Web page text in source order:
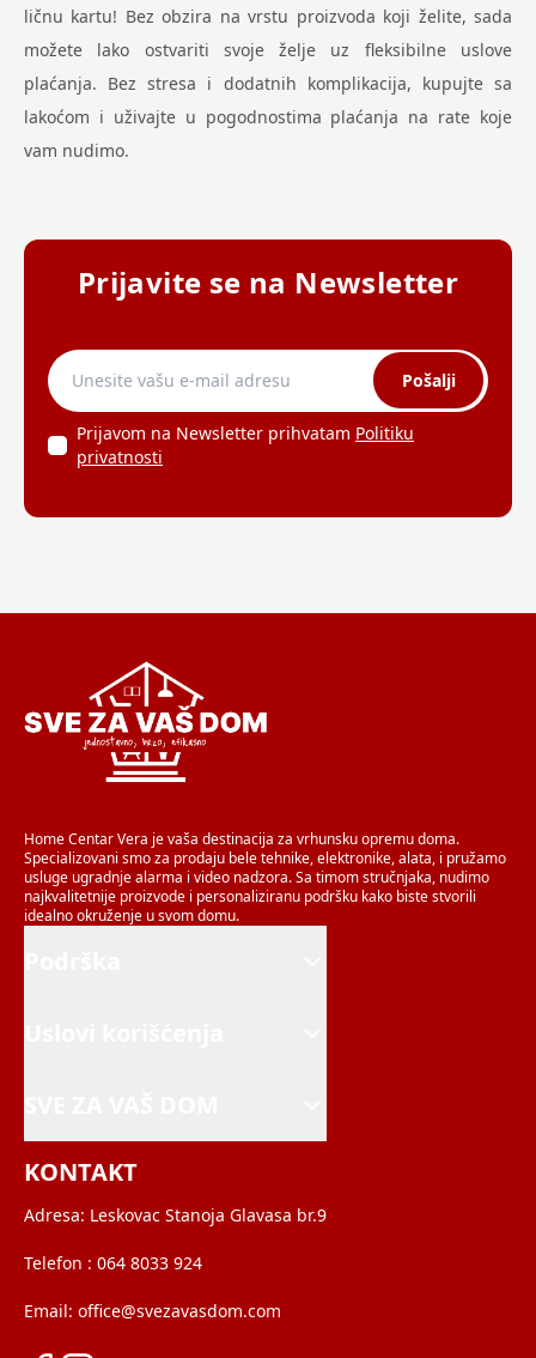
ličnu kartu! Bez obzira na vrstu proizvoda koji želite, sada
možete lako ostvariti svoje želje uz fleksibilne uslove
plaćanja. Bez stresa i dodatnih komplikacija, kupujte sa
lakoćom i uživajte u pogodnostima plaćanja na rate koje
vam nudimo.
Prijavite se na Newsletter
Pošalji
Prijavom na Newsletter prihvatam Politiku
privatnosti
Home Centar Vera je vaša destinacija za vrhunsku opremu doma.
Specializovani smo za prodaju bele tehnike, elektronike, alata, i pružamo
usluge ugradnje alarma i video nadzora. Sa timom stručnjaka, nudimo
najkvalitetnije proizvode i personaliziranu podršku kako biste stvorili
idealno okruženje u svom domu.
KONTAKT
Adresa: Leskovac Stanoja Glavasa br.9
Telefon : 064 8033 924
Email: office@svezavasdom.com